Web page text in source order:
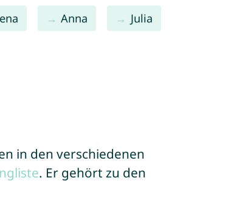
Anna Julia
in den verschiedenen
. Er gehört zu den